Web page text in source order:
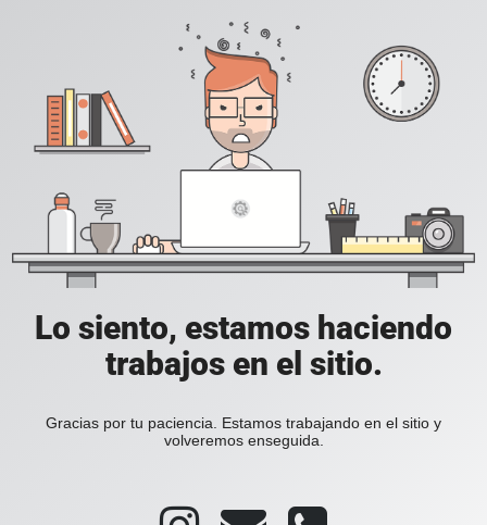
Lo siento, estamos haciendo
trabajos en el sitio.
Gracias por tu paciencia. Estamos trabajando en el sitio y
volveremos enseguida.